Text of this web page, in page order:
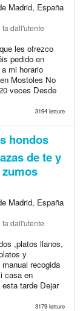
Madrid, España
fa dall'utente
les ofrezco
pedido en
mi horario
Mostoles No
veces Desde
3194 letture
hondos
de te y
Madrid, España
fa dall'utente
,platos llanos,
y
recogida
casa en
tarde Dejar
3179 letture